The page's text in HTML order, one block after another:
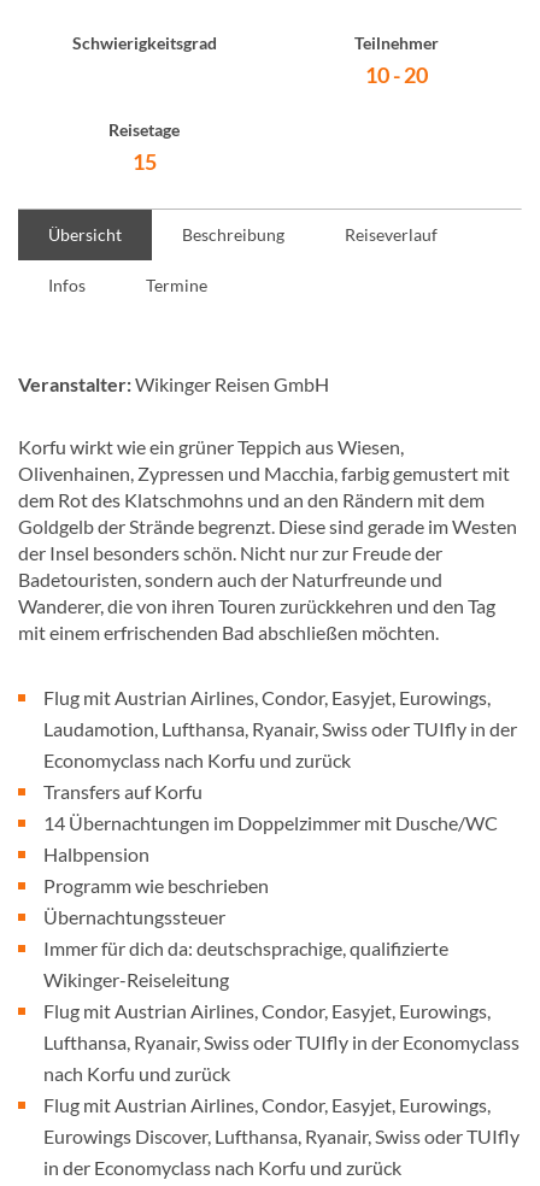
Schwierigkeitsgrad Teilnehmer
10 - 20
Reisetage
15
Übersicht Beschreibung Reiseverlauf
Infos Termine
Veranstalter:Wikinger Reisen GmbH
Korfu wirkt wie ein grüner Teppich aus Wiesen,
Olivenhainen, Zypressen und Macchia, farbig gemustert mit
dem Rot des Klatschmohns und an den Rändern mit dem
Goldgelb der Strände begrenzt. Diese sind gerade im Westen
der Insel besonders schön. Nicht nur zur Freude der
Badetouristen, sondern auch der Naturfreunde und
Wanderer, die von ihren Touren zurückkehren und den Tag
mit einem erfrischenden Bad abschließen möchten.
Flug mit Austrian Airlines, Condor, Easyjet, Eurowings,
Laudamotion, Lufthansa, Ryanair, Swiss oder TUIfly in der
Economyclass nach Korfu und zurück
Transfers auf Korfu
14 Übernachtungen im Doppelzimmer mit Dusche/WC
Halbpension
Programm wie beschrieben
Übernachtungssteuer
Immer für dich da: deutschsprachige, qualifizierte
Wikinger-Reiseleitung
Flug mit Austrian Airlines, Condor, Easyjet, Eurowings,
Lufthansa, Ryanair, Swiss oder TUIfly in der Economyclass
nach Korfu und zurück
Flug mit Austrian Airlines, Condor, Easyjet, Eurowings,
Eurowings Discover, Lufthansa, Ryanair, Swiss oder TUIfly
in der Economyclass nach Korfu und zurück